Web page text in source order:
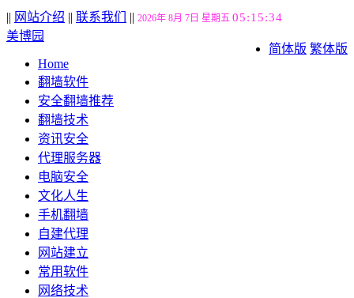
|| 网站介绍 || 联系我们 || 2026年 8月 7日 星期五 05:15:35
简体版 繁体版
美博园
Home
翻墙软件
安全翻墙推荐
翻墙技术
资讯安全
代理服务器
电脑安全
文化人生
手机翻墙
自建代理
网站建立
常用软件
网络技术